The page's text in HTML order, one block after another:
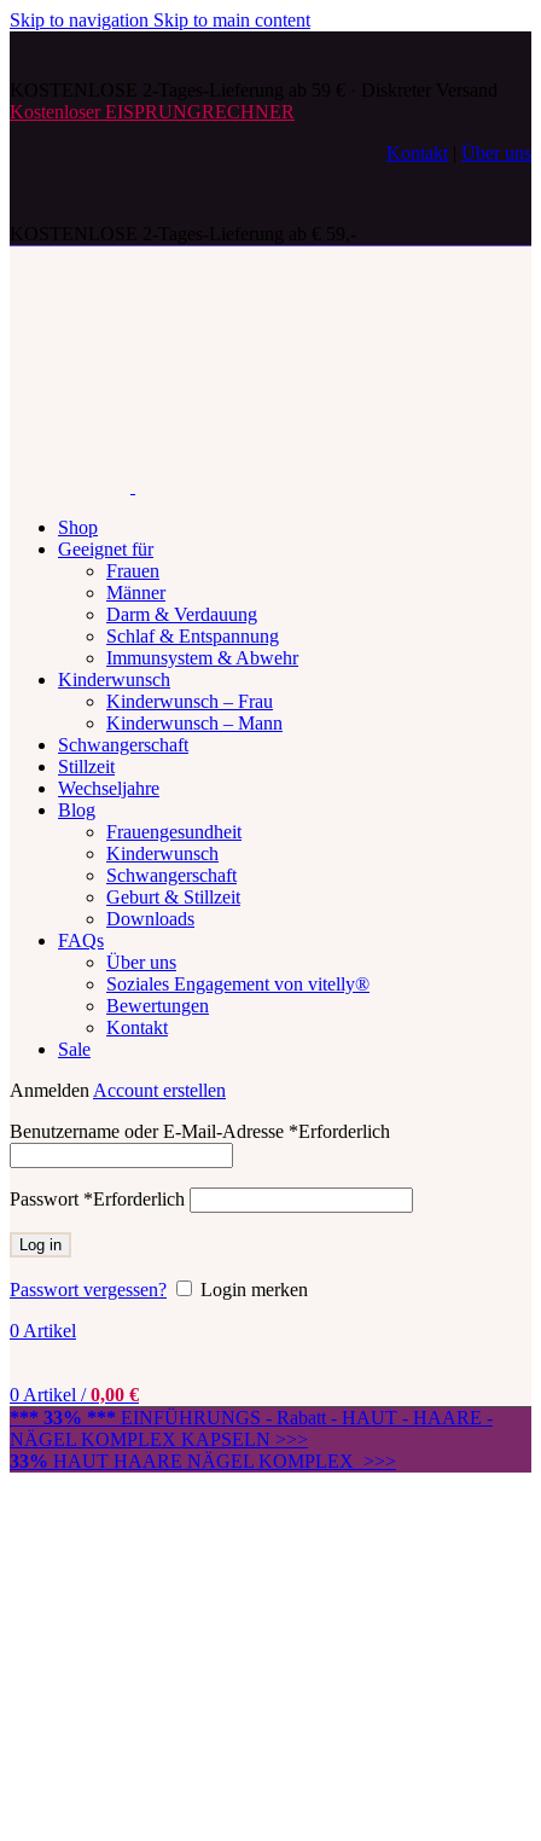
Skip to navigation Skip to main content
Kostenloser EISPRUNGRECHNER
Kontakt
Über uns
Shop
Geeignet für
Frauen
Männer
Darm & Verdauung
Schlaf & Entspannung
Immunsystem & Abwehr
Kinderwunsch
Kinderwunsch – Frau
Kinderwunsch – Mann
Schwangerschaft
Stillzeit
Wechseljahre
Blog
Frauengesundheit
Kinderwunsch
Schwangerschaft
Geburt & Stillzeit
Downloads
FAQs
Über uns
Soziales Engagement von vitelly®
Bewertungen
Kontakt
Sale
Anmelden Account erstellen
Benutzername oder E-Mail-Adresse *Erforderlich
Passwort *Erforderlich
Log in
Passwort vergessen?
Login merken
0 Artikel
0 Artikel / 0,00 €
*** 33% *** EINFÜHRUNGS - Rabatt - HAUT - HAARE -
NÄGEL KOMPLEX KAPSELN >>>
33% HAUT HAARE NÄGEL KOMPLEX >>>